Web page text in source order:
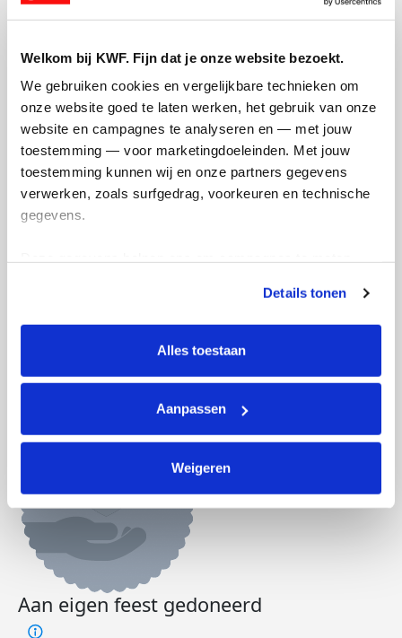
Welkom bij KWF. Fijn dat je onze website bezoekt.
We gebruiken cookies en vergelijkbare technieken om
onze website goed te laten werken, het gebruik van onze
website en campagnes te analyseren en — met jouw
toestemming — voor marketingdoeleinden. Met jouw
toestemming kunnen wij en onze partners gegevens
verwerken, zoals surfgedrag, voorkeuren en technische
gegevens.
tonen. Je kunt je toestemming op elk moment wijzigen of
intrekken via Cookie instellingen onderaan de pagina. De
lijst met cookies is te vinden in het tabblad “details”.
Details tonen
Alles toestaan
Aanpassen
Weigeren
€0 €1.000
Doneer
Badges
Feestpagina gemaakt
Aan eigen feest gedoneerd